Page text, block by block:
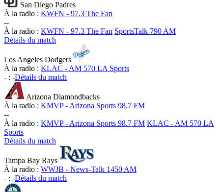
San Diego Padres
À la radio : KWFN - 97.3 The Fan
--
À la radio : KWFN - 97.3 The Fan SportsTalk 790 AM
Détails du match
Los Angeles Dodgers
À la radio : KLAC - AM 570 LA Sports
- : -Détails du match
Arizona Diamondbacks
À la radio : KMVP - Arizona Sports 98.7 FM
--
À la radio : KMVP - Arizona Sports 98.7 FM KLAC - AM 570 LA
Sports
Détails du match
Tampa Bay Rays
À la radio : WWJB - News-Talk 1450 AM
- : -Détails du match